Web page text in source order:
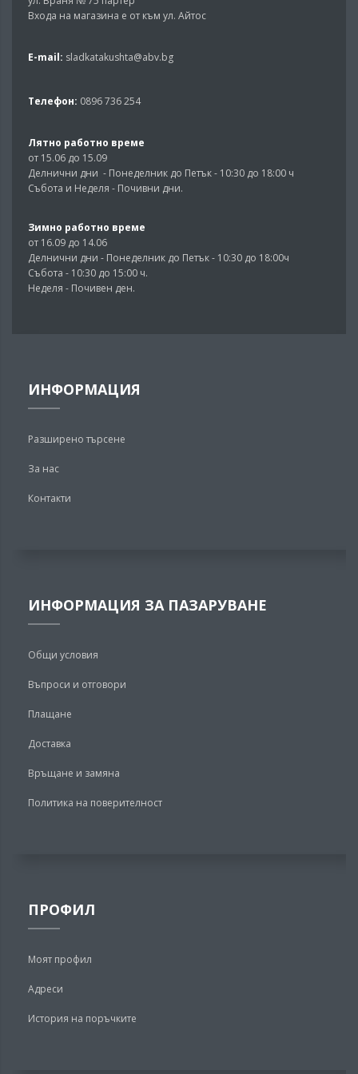
Входа на магазина е от към ул. Айтос
E-mail: sladkatakushta@abv.bg
Телефон: 0896 736 254
Лятно работно време
от 15.06 до 15.09
Делнични дни - Понеделник до Петък - 10:30 до 18:00 ч
Събота и Неделя - Почивни дни.
Зимно работно време
от 16.09 до 14.06
Делнични дни - Понеделник до Петък - 10:30 до 18:00ч
Събота - 10:30 до 15:00 ч.
Неделя - Почивен ден.
ИНФОРМАЦИЯ
Разширено търсене
За нас
Контакти
ИНФОРМАЦИЯ ЗА ПАЗАРУВАНЕ
Общи условия
Въпроси и отговори
Плащане
Доставка
Връщане и замяна
Политика на поверителност
ПРОФИЛ
Моят профил
Адреси
История на поръчките